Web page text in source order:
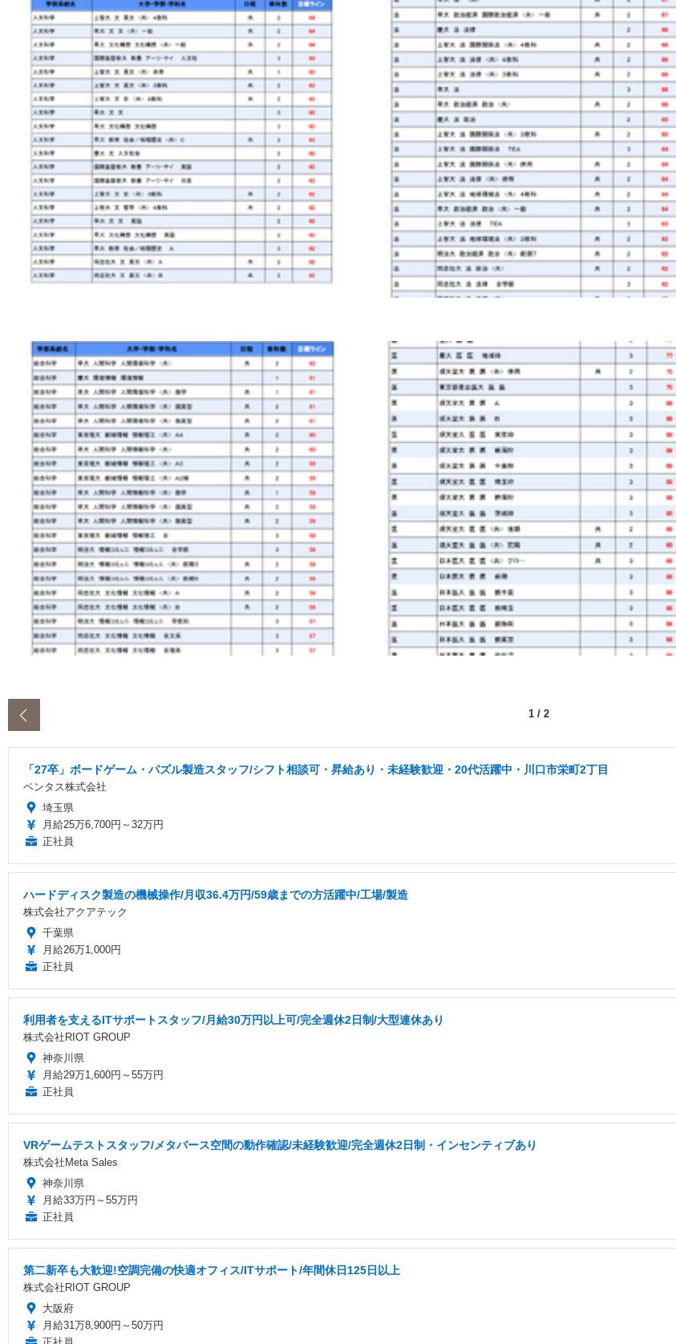
1 / 2
「27卒」ボードゲーム・パズル製造スタッフ/シフト相談可・昇給あり・未経験歓迎・20代活躍中・川口市栄町2丁目
ベンタス株式会社
埼玉県
月給25万6,700円～32万円
正社員
ハードディスク製造の機械操作/月収36.4万円/59歳までの方活躍中/工場/製造
株式会社アクアテック
千葉県
月給26万1,000円
正社員
利用者を支えるITサポートスタッフ/月給30万円以上可/完全週休2日制/大型連休あり
株式会社RIOT GROUP
神奈川県
月給29万1,600円～55万円
正社員
VRゲームテストスタッフ/メタバース空間の動作確認/未経験歓迎/完全週休2日制・インセンティブあり
株式会社Meta Sales
神奈川県
月給33万円～55万円
正社員
第二新卒も大歓迎!空調完備の快適オフィス/ITサポート/年間休日125日以上
株式会社RIOT GROUP
大阪府
月給31万8,900円～50万円